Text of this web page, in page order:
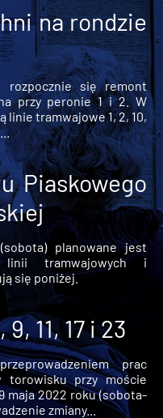
na rondzie
się remont
przy peronie 1 i 2. W
linie tramwajowe 1, 2, 10,
Piaskowego
planowane jest
linii tramwajowych i
się poniżej.
11, 17 i 23
prac
torowisku przy moście
maja 2022 roku (sobota-
zmiany...